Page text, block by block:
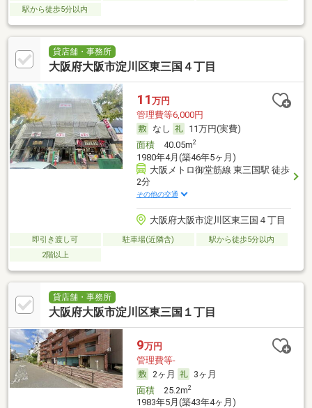
駅から徒歩5分以内
貸店舗・事務所
大阪府大阪市淀川区東三国４丁目
11 万円
管理費等6,000円
なし
11万円(実費)
面積40.05m2
1980年4月(築46年5ヶ月)
大阪メトロ御堂筋線 東三国駅 徒歩
2分
その他の交通
大阪府大阪市淀川区東三国４丁目
即引き渡し可 駐車場(近隣含)
駅から徒歩5分以内
2階以上
貸店舗・事務所
大阪府大阪市淀川区東三国１丁目
9万円
管理費等-
2ヶ月
3ヶ月
面積25.2m2
1983年5月(築43年4ヶ月)